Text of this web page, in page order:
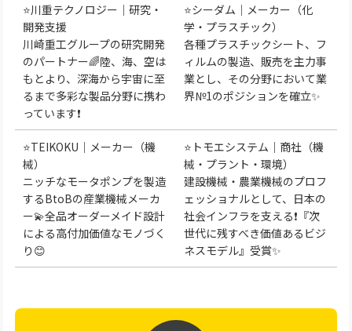
⭐川重テクノロジー｜研究・
開発支援
川崎重工グループの研究開発
のパートナー🌈陸、海、空は
もとより、深海から宇宙に至
るまで多彩な製品分野に携わ
っています❗
⭐シーダム｜メーカー（化
学・プラスチック）
各種プラスチックシート、フ
ィルムの製造、販売を主力事
業とし、その分野において業
界№1のポジションを確立✨
⭐TEIKOKU｜メーカー（機
械）
ニッチなモータポンプを製造
するBtoBの産業機械メーカ
ー💫全品オーダーメイド設計
による高付加価値なモノづく
り😊
⭐トモエシステム｜商社（機
械・プラント・環境）
建設機械・農業機械のプロフ
ェッショナルとして、日本の
社会インフラを支える❗『次
世代に残すべき価値あるビジ
ネスモデル』受賞✨